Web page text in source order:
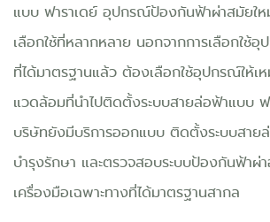
แบบ ฟาราเดย์ อุปกรณ์ป้องกันฟ้าผ่าสมัยให
เลือกใช้ที่หลากหลาย นอกจากการเลือกใช้
ที่ได้มาตรฐานแล้ว ต้องเลือกใช้อุปกรณ์ให้เ
แวดล้อมที่นำไปติดตั้งระบบสายล่อฟ้าแบบ ฟ
บริษัทยังมีบริการออกแบบ ติดตั้งระบบสาย
บำรุงรักษา และตรวจสอบระบบป้องกันฟ้าผ่
เครื่องมือเฉพาะทางที่ได้มาตรฐานสากล